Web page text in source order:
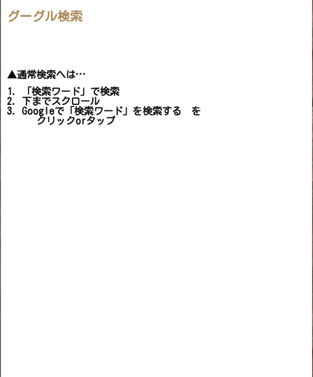
グーグル検索
▲通常検索へは…
1. 「検索ワード」で検索
2. 下までスクロール
3. Googleで「検索ワード」を検索する を
クリックorタップ